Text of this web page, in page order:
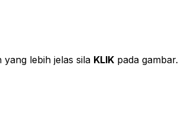
lebih jelas sila KLIK pada gambar.